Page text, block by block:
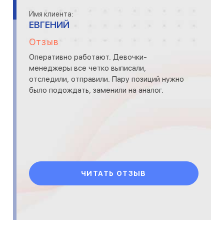
Имя клиента:
ЕВГЕНИЙ
Отзыв
Оперативно работают. Девочки-
менеджеры все четко выписали,
отследили, отправили. Пару позиций нужно
было подождать, заменили на аналог.
ЧИТАТЬ ОТЗЫВ